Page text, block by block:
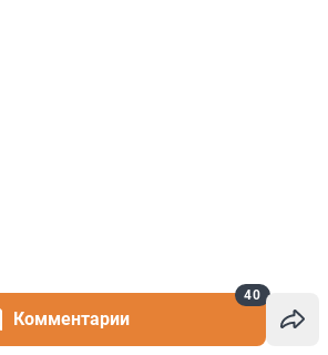
Комментарии
40